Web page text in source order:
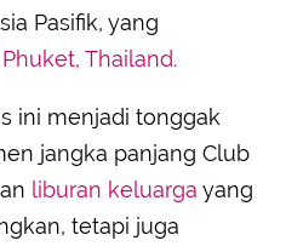
Pasifik, yang
Phuket, Thailand.
ini menjadi tonggak
jangka panjang Club
liburan keluarga yang
tetapi juga